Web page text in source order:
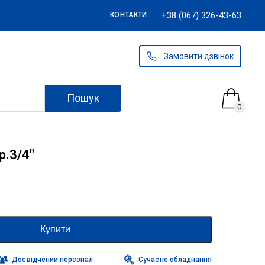
КОНТАКТИ +38 (067) 326-43-63
Замовити дзвінок
Пошук
0
4″
Купити
Досвідчений персонал Сучасне обладнання